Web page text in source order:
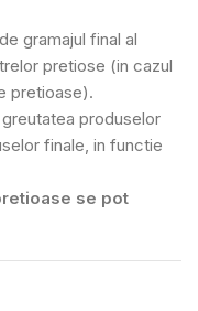
gramajul final al
pretiose (in cazul
pretioase).
produselor
finale, in functie
se pot